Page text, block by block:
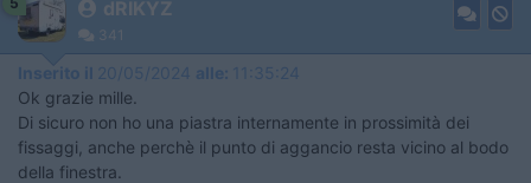
dRIKYZ
341
Inserito il 20/05/2024 alle: 11:35:24
Ok grazie mille.
Di sicuro non ho una piastra internamente in prossimità dei
fissaggi, anche perchè il punto di aggancio resta vicino al bodo
della finestra.